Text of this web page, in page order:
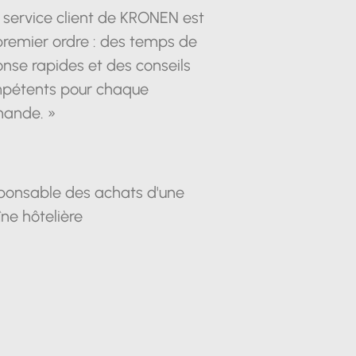
service client de KRONEN est
ordre : des temps de
rapides et des conseils
pour chaque
»
des achats d'une
hôtelière